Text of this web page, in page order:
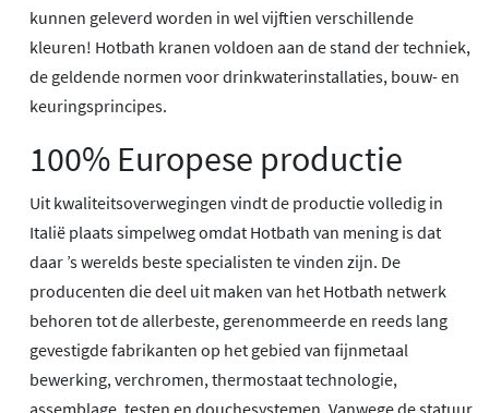
kunnen geleverd worden in wel vijftien verschillende
kleuren! Hotbath kranen voldoen aan de stand der techniek,
de geldende normen voor drinkwaterinstallaties, bouw- en
keuringsprincipes.
100% Europese productie
Uit kwaliteitsoverwegingen vindt de productie volledig in
Italië plaats simpelweg omdat Hotbath van mening is dat
daar ’s werelds beste specialisten te vinden zijn. De
producenten die deel uit maken van het Hotbath netwerk
behoren tot de allerbeste, gerenommeerde en reeds lang
gevestigde fabrikanten op het gebied van fijnmetaal
bewerking, verchromen, thermostaat technologie,
assemblage, testen en douchesystemen. Vanwege de statuur